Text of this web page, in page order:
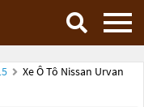
Xe Ô Tô Nissan Urvan